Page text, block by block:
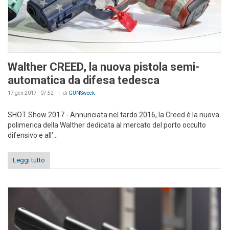
Walther CREED, la nuova pistola semi-
automatica da difesa tedesca
17 gen 2017 - 07:52 di GUNSweek
SHOT Show 2017 - Annunciata nel tardo 2016, la Creed è la nuova
polimerica della Walther dedicata al mercato del porto occulto
difensivo e all'...
Leggi tutto